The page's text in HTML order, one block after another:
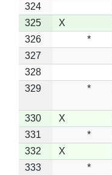
324
325
X
326
*
327
328
329
*
330
X
331
*
332
X
333
*